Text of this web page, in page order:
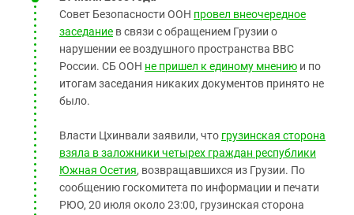
Совет Безопасности ООН провел внеочередное
заседание в связи с обращением Грузии о
нарушении ее воздушного пространства ВВС
России. СБ ООН не пришел к единому мнению и по
итогам заседания никаких документов принято не
было.
Власти Цхинвали заявили, что грузинская сторона
взяла в заложники четырех граждан республики
Южная Осетия, возвращавшихся из Грузии. По
сообщению госкомитета по информации и печати
РЮО, 20 июля около 23:00, грузинская сторона